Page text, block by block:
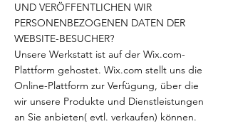
UND VERÖFFENTLICHEN WIR
PERSONENBEZOGENEN DATEN DER
WEBSITE-BESUCHER?
Unsere Werkstatt ist auf der Wix.com-
Plattform gehostet. Wix.com stellt uns die
Online-Plattform zur Verfügung, über die
wir unsere Produkte und Dienstleistungen
an Sie anbieten( evtl. verkaufen) können.